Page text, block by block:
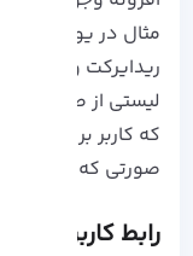
مثال در یواست،
ریدایرکت وجود
که کاربر بر روی
صورتی که این
رابط کاربری ساده